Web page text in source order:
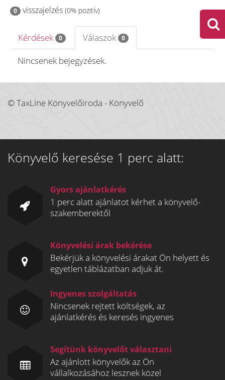
0 visszajelzés (0% pozitív)
Kérdések 0 Válaszok 0
Nincsenek bejegyzések.
© TaxLine Könyvelőiroda - Könyvelő
Könyvelő keresése 1 perc alatt:
Gyors ajánlatkérés
1 perc alatt ajánlatot kérhet a könyvelő-
szakemberektől
Könyvelési árak bekérése
Bekérjük a könyvelési árakat Ön helyett és
egyetlen táblázatban adjuk át.
Ingyenes szolgáltatás
Nincsenek rejtett költségek, az
ajánlatkérés és keresés ingyenes
Segítünk könyvelőt választani
Az ajánlott könyvelők az Ön
vállalkozásához lesznek közel